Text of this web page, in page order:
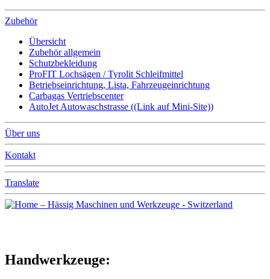
Zubehör
Übersicht
Zubehör allgemein
Schutzbekleidung
ProFIT Lochsägen / Tyrolit Schleifmittel
Betriebseinrichtung, Lista, Fahrzeugeinrichtung
Carbagas Vertriebscenter
AutoJet Autowaschstrasse ((Link auf Mini-Site))
Über uns
Kontakt
Translate
Handwerkzeuge: